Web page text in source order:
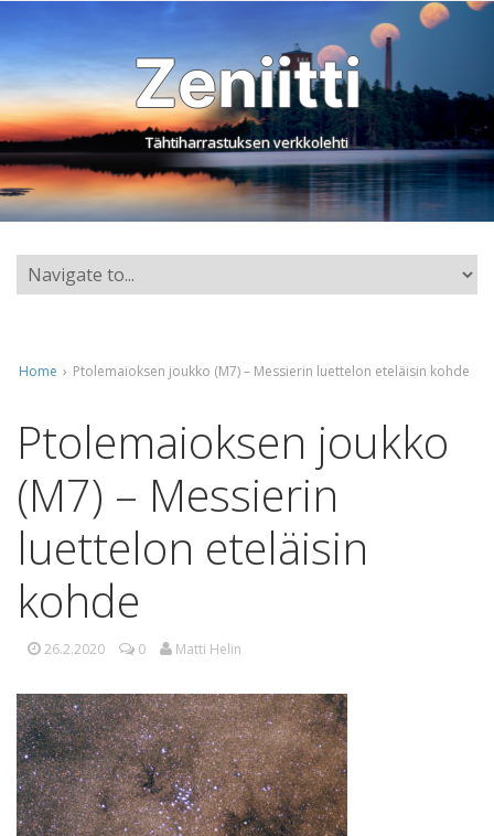
Zeniitti
Tähtiharrastuksen verkkolehti
Home › Ptolemaioksen joukko (M7) – Messierin luettelon eteläisin kohde
Ptolemaioksen joukko
(M7) – Messierin
luettelon eteläisin
kohde
26.2.2020 0 Matti Helin